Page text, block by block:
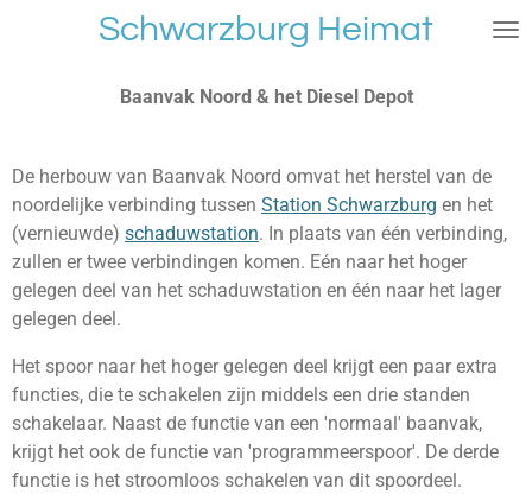
Schwarzburg Heimat
Baanvak Noord & het Diesel Depot
De herbouw van Baanvak Noord omvat het herstel van de
noordelijke verbinding tussen Station Schwarzburg en het
(vernieuwde) schaduwstation. In plaats van één verbinding,
zullen er twee verbindingen komen. Eén naar het hoger
gelegen deel van het schaduwstation en één naar het lager
gelegen deel.
Het spoor naar het hoger gelegen deel krijgt een paar extra
functies, die te schakelen zijn middels een drie standen
schakelaar. Naast de functie van een 'normaal' baanvak,
krijgt het ook de functie van 'programmeerspoor'. De derde
functie is het stroomloos schakelen van dit spoordeel.